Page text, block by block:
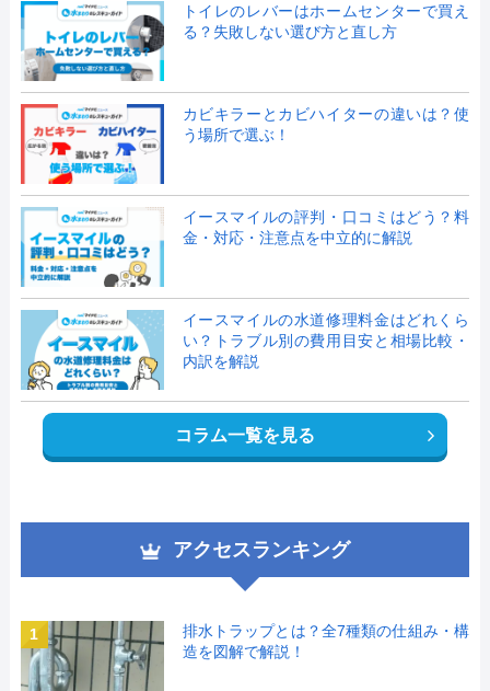
トイレのレバーはホームセンターで買え
る？失敗しない選び方と直し方
カビキラーとカビハイターの違いは？使
う場所で選ぶ！
イースマイルの評判・口コミはどう？料
金・対応・注意点を中立的に解説
イースマイルの水道修理料金はどれくら
い？トラブル別の費用目安と相場比較・
内訳を解説
コラム一覧を見る
アクセスランキング
1
排水トラップとは？全7種類の仕組み・構
造を図解で解説！